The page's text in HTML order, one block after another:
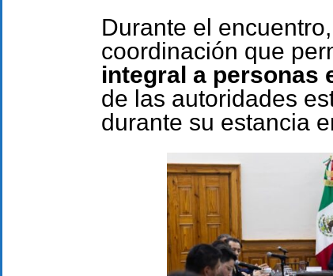
Durante el
coordinación que
integral a personas
de las autoridades
durante su estancia